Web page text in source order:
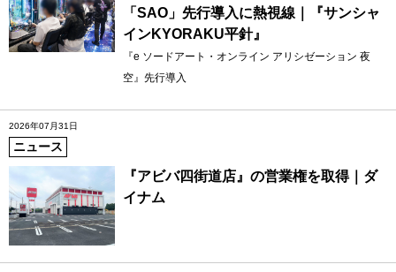
「SAO」先行導入に熱視線｜『サンシャ
インKYORAKU平針』
『e ソードアート・オンライン アリシゼーション 夜
空』先行導入
2026年07月31日
ニュース
『アビバ四街道店』の営業権を取得｜ダ
イナム